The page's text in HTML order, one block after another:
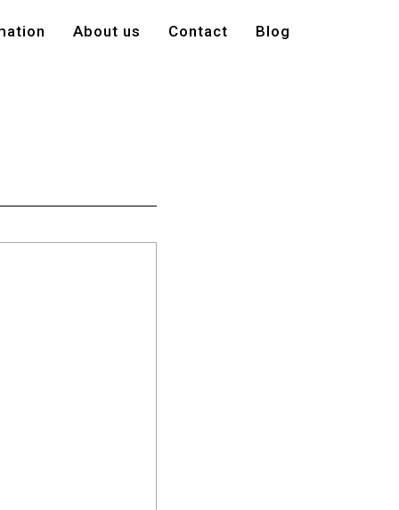
About us Contact Blog